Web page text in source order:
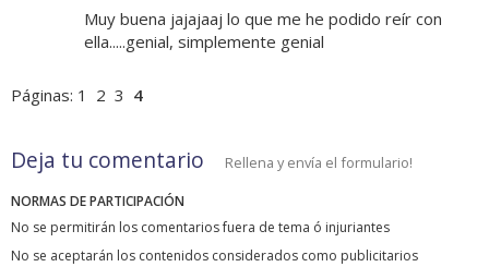
Muy buena jajajaaj lo que me he podido reír con
ella.....genial, simplemente genial
Páginas: 1 2 3 4
Deja tu comentario Rellena y envía el formulario!
NORMAS DE PARTICIPACIÓN
No se permitirán los comentarios fuera de tema ó injuriantes
No se aceptarán los contenidos considerados como publicitarios